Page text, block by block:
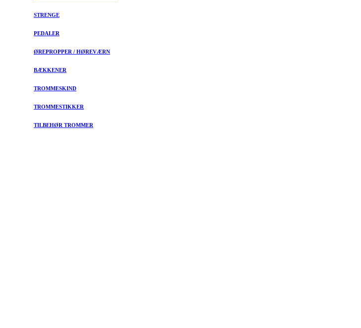
STRENGE
PEDALER
ØREPROPPER / HØREVÆRN
BÆKKENER
TROMMESKIND
TROMMESTIKKER
TILBEHØR TROMMER